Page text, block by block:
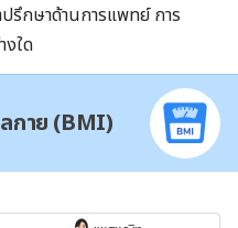
ปรึกษาด้านการแพทย์ การ
งใด
กาย (BMI)